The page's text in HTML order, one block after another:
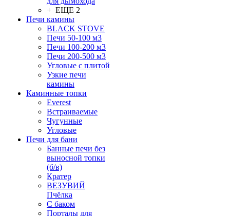
+ ЕЩЕ 2
Печи камины
BLACK STOVE
Печи 50-100 м3
Печи 100-200 м3
Печи 200-500 м3
Угловые с плитой
Узкие печи
камины
Каминные топки
Everest
Встраиваемые
Чугунные
Угловые
Печи для бани
Банные печи без
выносной топки
(б/в)
Кратер
ВЕЗУВИЙ
Пчёлка
С баком
Порталы для